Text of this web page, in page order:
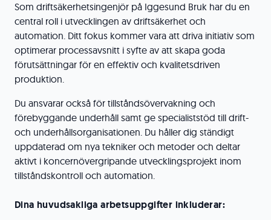
Som driftsäkerhetsingenjör på Iggesund Bruk har du en
central roll i utvecklingen av driftsäkerhet och
automation. Ditt fokus kommer vara att driva initiativ som
optimerar processavsnitt i syfte av att skapa goda
förutsättningar för en effektiv och kvalitetsdriven
produktion.
Du ansvarar också för tillståndsövervakning och
förebyggande underhåll samt ge specialiststöd till drift-
och underhållsorganisationen. Du håller dig ständigt
uppdaterad om nya tekniker och metoder och deltar
aktivt i koncernövergripande utvecklingsprojekt inom
tillståndskontroll och automation.
Dina huvudsakliga arbetsuppgifter inkluderar: